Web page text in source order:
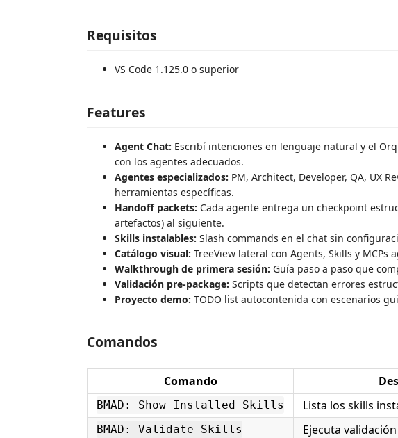
Requisitos
VS Code 1.125.0 o superior
Features
Agent Chat: Escribí intenciones en lenguaje natural y el
con los agentes adecuados.
Agentes especializados: PM, Architect, Developer, QA, UX
herramientas específicas.
Handoff packets: Cada agente entrega un checkpoint
artefactos) al siguiente.
Skills instalables: Slash commands en el chat sin
Catálogo visual: TreeView lateral con Agents, Skills y MCPs
Walkthrough de primera sesión: Guía paso a paso que
Validación pre-package: Scripts que detectan errores
Proyecto demo: TODO list autocontenida con escenarios
Comandos
Comando
BMAD: Show Installed Skills Lista los skills
BMAD: Validate Skills Ejecuta